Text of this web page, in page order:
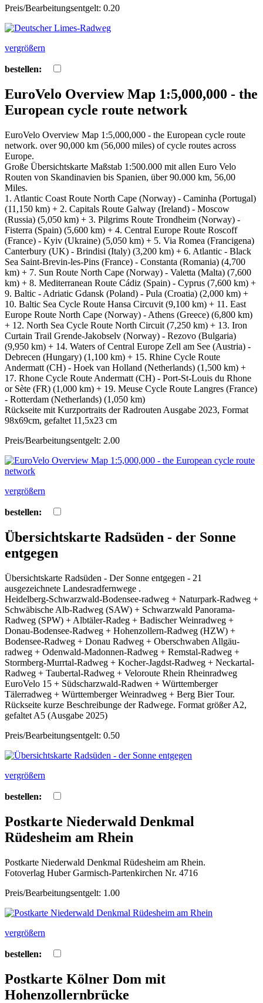
Preis/Bearbeitungsentgelt: 0.20
vergrößern
bestellen:
EuroVelo Overview Map 1:5,000,000 - the
European cycle route network
EuroVelo Overview Map 1:5,000,000 - the European cycle route
network. over 90,000 km (56,000 miles) of cycle routes across
Europe.
Große Übersichtskarte Maßstab 1:500.000 mit allen Euro Velo
Routen von Skandinavien bis Spanien, über 90.000 km, 56,00
Miles.
1. Atlantic Coast Route North Cape (Norway) - Caminha (Portugal)
(11,150 km) + 2. Capitals Route Galway (Ireland) - Moscow
(Russia) (5,050 km) + 3. Pilgrims Route Trondheim (Norway) -
Fisterra (Spain) (5,600 km) + 4. Central Europe Route Roscoff
(France) - Kyiv (Ukraine) (5,050 km) + 5. Via Romea (Francigena)
Canterbury (UK) - Brindisi (Italy) (3,200 km) + 6. Atlantic - Black
Sea Saint-Brevin-les-Pins (France) - Constanta (Romania) (4,700
km) + 7. Sun Route North Cape (Norway) - Valetta (Malta) (7,600
km) + 8. Mediterranean Route Cádiz (Spain) - Cyprus (7,600 km) +
9. Baltic - Adriatic Gdansk (Poland) - Pula (Croatia) (2,000 km) +
10. Baltic Sea Cycle Route Hansa Circuvit (9,100 km) + 11. East
Europe Route North Cape (Norway) - Athens (Greece) (6,800 km)
+ 12. North Sea Cycle Route North Circuit (7,250 km) + 13. Iron
Curtain Trail Grende-Jakobselv (Norway) - Rezovo (Bulgaria)
(9,950 km) + 14. Waters of Central Europe Zell am See (Austria) -
Debrecen (Hungary) (1,100 km) + 15. Rhine Cycle Route
Andermatt (CH) - Hoek van Holland (Netherlands) (1,500 km) +
17. Rhone Cycle Route Andermatt (CH) - Port-St-Louis du Rhone
or Sète (FR) (1,000 km) + 19. Meuse Cycle Route Langres (France)
- Rotterdam (Netherlands) (1,050 km)
Rückseite mit Kurzportraits der Radrouten Ausgabe 2023, Format
98x69cm, gefaltet 11,5x23 cm
Preis/Bearbeitungsentgelt: 2.00
vergrößern
bestellen:
Übersichtskarte Radsüden - der Sonne
entgegen
Übersichtskarte Radsüden - Der Sonne entgegen - 21
ausgezeichnete Landesradfernwege .
Heidelberg-Schwarzwald-Bodensee-radweg + Naturpark-Radweg +
Schwäbische Alb-Radweg (SAW) + Schwarzwald Panorama-
Radweg (SPW) + Albtäler-Radeg + Badischer Weinradweg +
Donau-Bodensee-Radweg + Hohenzollern-Radweg (HZW) +
Bodensee-Radweg + Donau Radweg + Oberschwaben Allgäu-
radweg + Odenwald-Madonnen-Radweg + Remstal-Radweg +
Stormberg-Murrtal-Radweg + Kocher-Jagdst-Radweg + Neckartal-
Radweg + Taubertal-Radweg + Veloroute Rhein Rheinradweg
EuroVelo 15 + Südscharzwald-Radwen + Württemberger
Tälerradweg + Württemberger Weinradweg + Berg Bier Tour.
Rückseite kurze Beschreibunge der Radwege. Format größer A2,
gefaltet A5 (Ausgabe 2025)
Preis/Bearbeitungsentgelt: 0.50
vergrößern
bestellen:
Postkarte Niederwald Denkmal
Rüdesheim am Rhein
Postkarte Niederwald Denkmal Rüdesheim am Rhein.
Fotoverlag Huber Garmisch-Partenkirchen Nr. 4716
Preis/Bearbeitungsentgelt: 1.00
vergrößern
bestellen:
Postkarte Kölner Dom mit
Hohenzollernbrücke